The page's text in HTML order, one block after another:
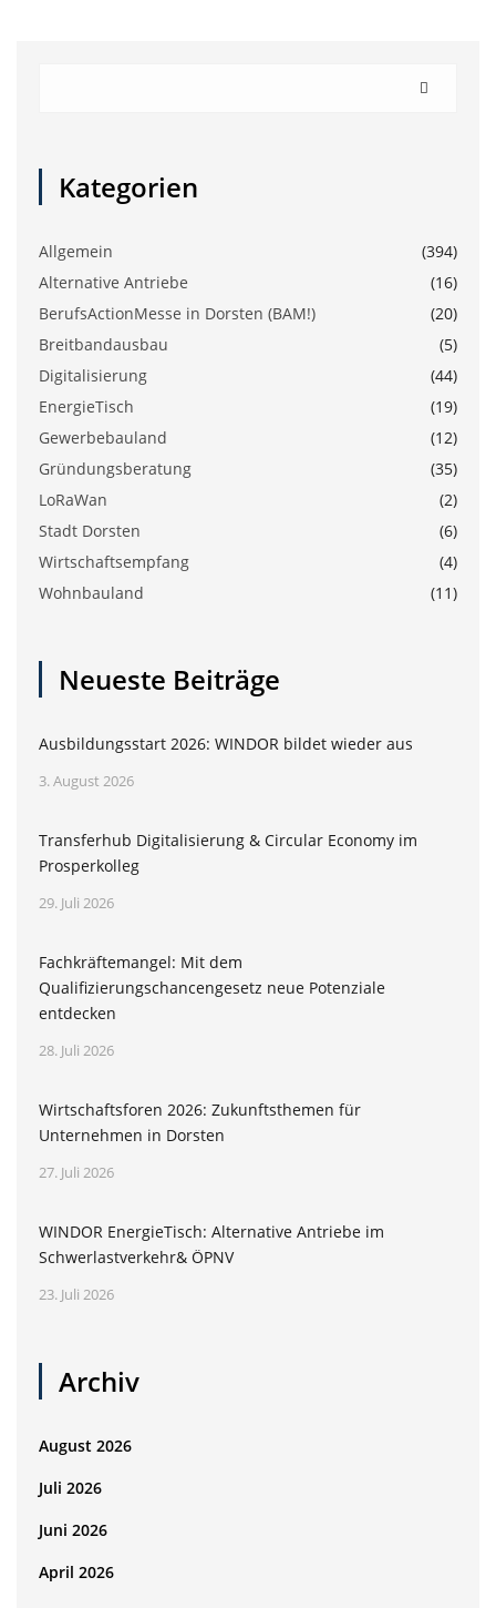
Kategorien
Allgemein
(394)
Alternative Antriebe
(16)
BerufsActionMesse in Dorsten (BAM!)
(20)
Breitbandausbau
(5)
Digitalisierung
(44)
EnergieTisch
(19)
Gewerbebauland
(12)
Gründungsberatung
(35)
LoRaWan
(2)
Stadt Dorsten
(6)
Wirtschaftsempfang
(4)
Wohnbauland
(11)
Neueste Beiträge
Ausbildungsstart 2026: WINDOR bildet wieder aus
3. August 2026
Transferhub Digitalisierung & Circular Economy im
Prosperkolleg
29. Juli 2026
Fachkräftemangel: Mit dem
Qualifizierungschancengesetz neue Potenziale
entdecken
28. Juli 2026
Wirtschaftsforen 2026: Zukunftsthemen für
Unternehmen in Dorsten
27. Juli 2026
WINDOR EnergieTisch: Alternative Antriebe im
Schwerlastverkehr& ÖPNV
23. Juli 2026
Archiv
August 2026
Juli 2026
Juni 2026
April 2026